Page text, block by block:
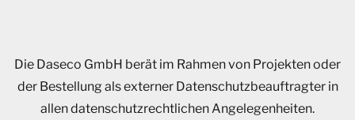
Die Daseco GmbH berät im Rahmen von Projekten oder
der Bestellung als externer Datenschutzbeauftragter in
allen datenschutzrechtlichen Angelegenheiten.